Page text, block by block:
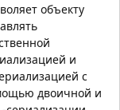
объекту
и
с
двоичной и